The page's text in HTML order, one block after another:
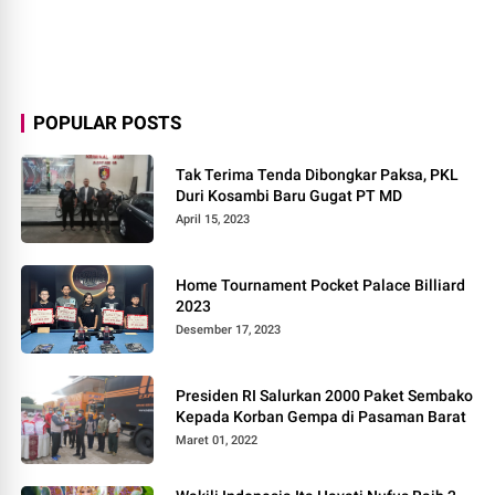
POPULAR POSTS
Tak Terima Tenda Dibongkar Paksa, PKL
Duri Kosambi Baru Gugat PT MD
April 15, 2023
Home Tournament Pocket Palace Billiard
2023
Desember 17, 2023
Presiden RI Salurkan 2000 Paket Sembako
Kepada Korban Gempa di Pasaman Barat
Maret 01, 2022